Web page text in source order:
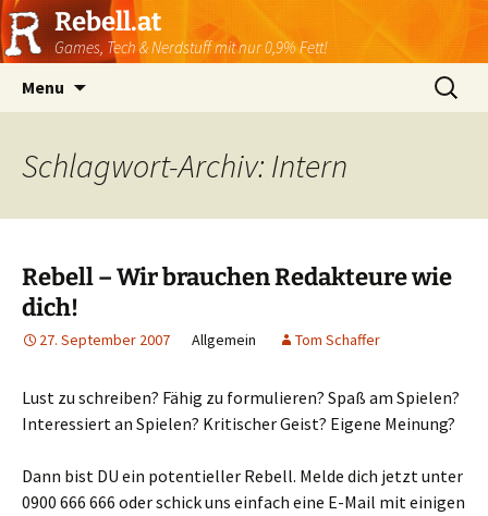
Rebell.at
Games, Tech & Nerdstuff mit nur 0,9% Fett!
Menu
Suchen
nach:
Schlagwort-Archiv: Intern
Rebell – Wir brauchen Redakteure wie
dich!
27. September 2007 Allgemein Tom Schaffer
Lust zu schreiben? Fähig zu formulieren? Spaß am Spielen?
Interessiert an Spielen? Kritischer Geist? Eigene Meinung?
Dann bist DU ein potentieller Rebell. Melde dich jetzt unter
0900 666 666 oder schick uns einfach eine E-Mail mit einigen